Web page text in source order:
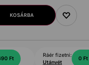
KOSÁRBA
Ft
Ráér fizetni:
Utánvét
0 Ft